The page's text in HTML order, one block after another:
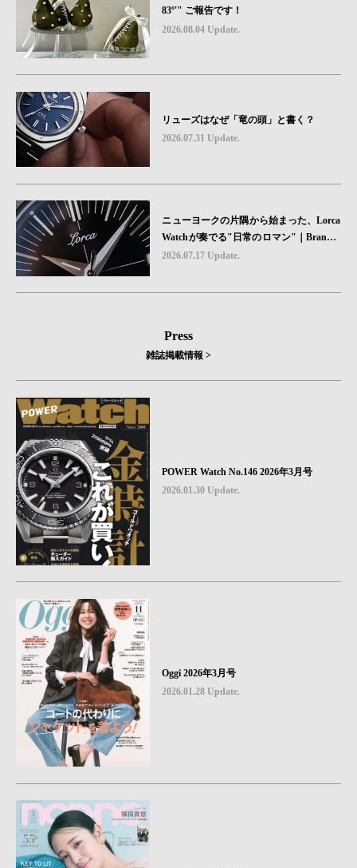
83º'" ご報告です！
2026.08.04 Update.
リューズはなぜ「竜の頭」と書く？
2026.07.31 Update.
ニューヨークの片隅から始まった、Lorca
Watchが奏でる"日常のロマン"｜Brand P
icks #08
2026.07.17 Update.
Press
雑誌掲載情報 >
POWER Watch No.146 2026年3月号
2026.01.30 Update.
Oggi 2026年3月号
2026.01.28 Update.